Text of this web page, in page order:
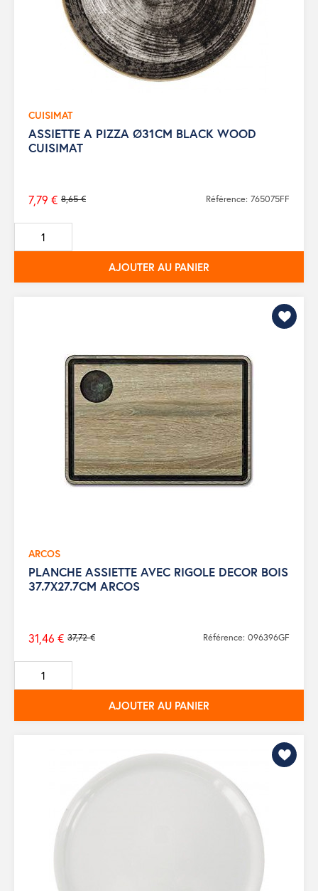
CUISIMAT
ASSIETTE A PIZZA Ø31CM BLACK WOOD
CUISIMAT
Prix
de
base
8,65 €
7,79 € Référence: 765075FF
AJOUTER AU PANIER
ARCOS
PLANCHE ASSIETTE AVEC RIGOLE DECOR BOIS
37.7X27.7CM ARCOS
Prix
de
base
37,72 €
31,46 € Référence: 096396GF
AJOUTER AU PANIER